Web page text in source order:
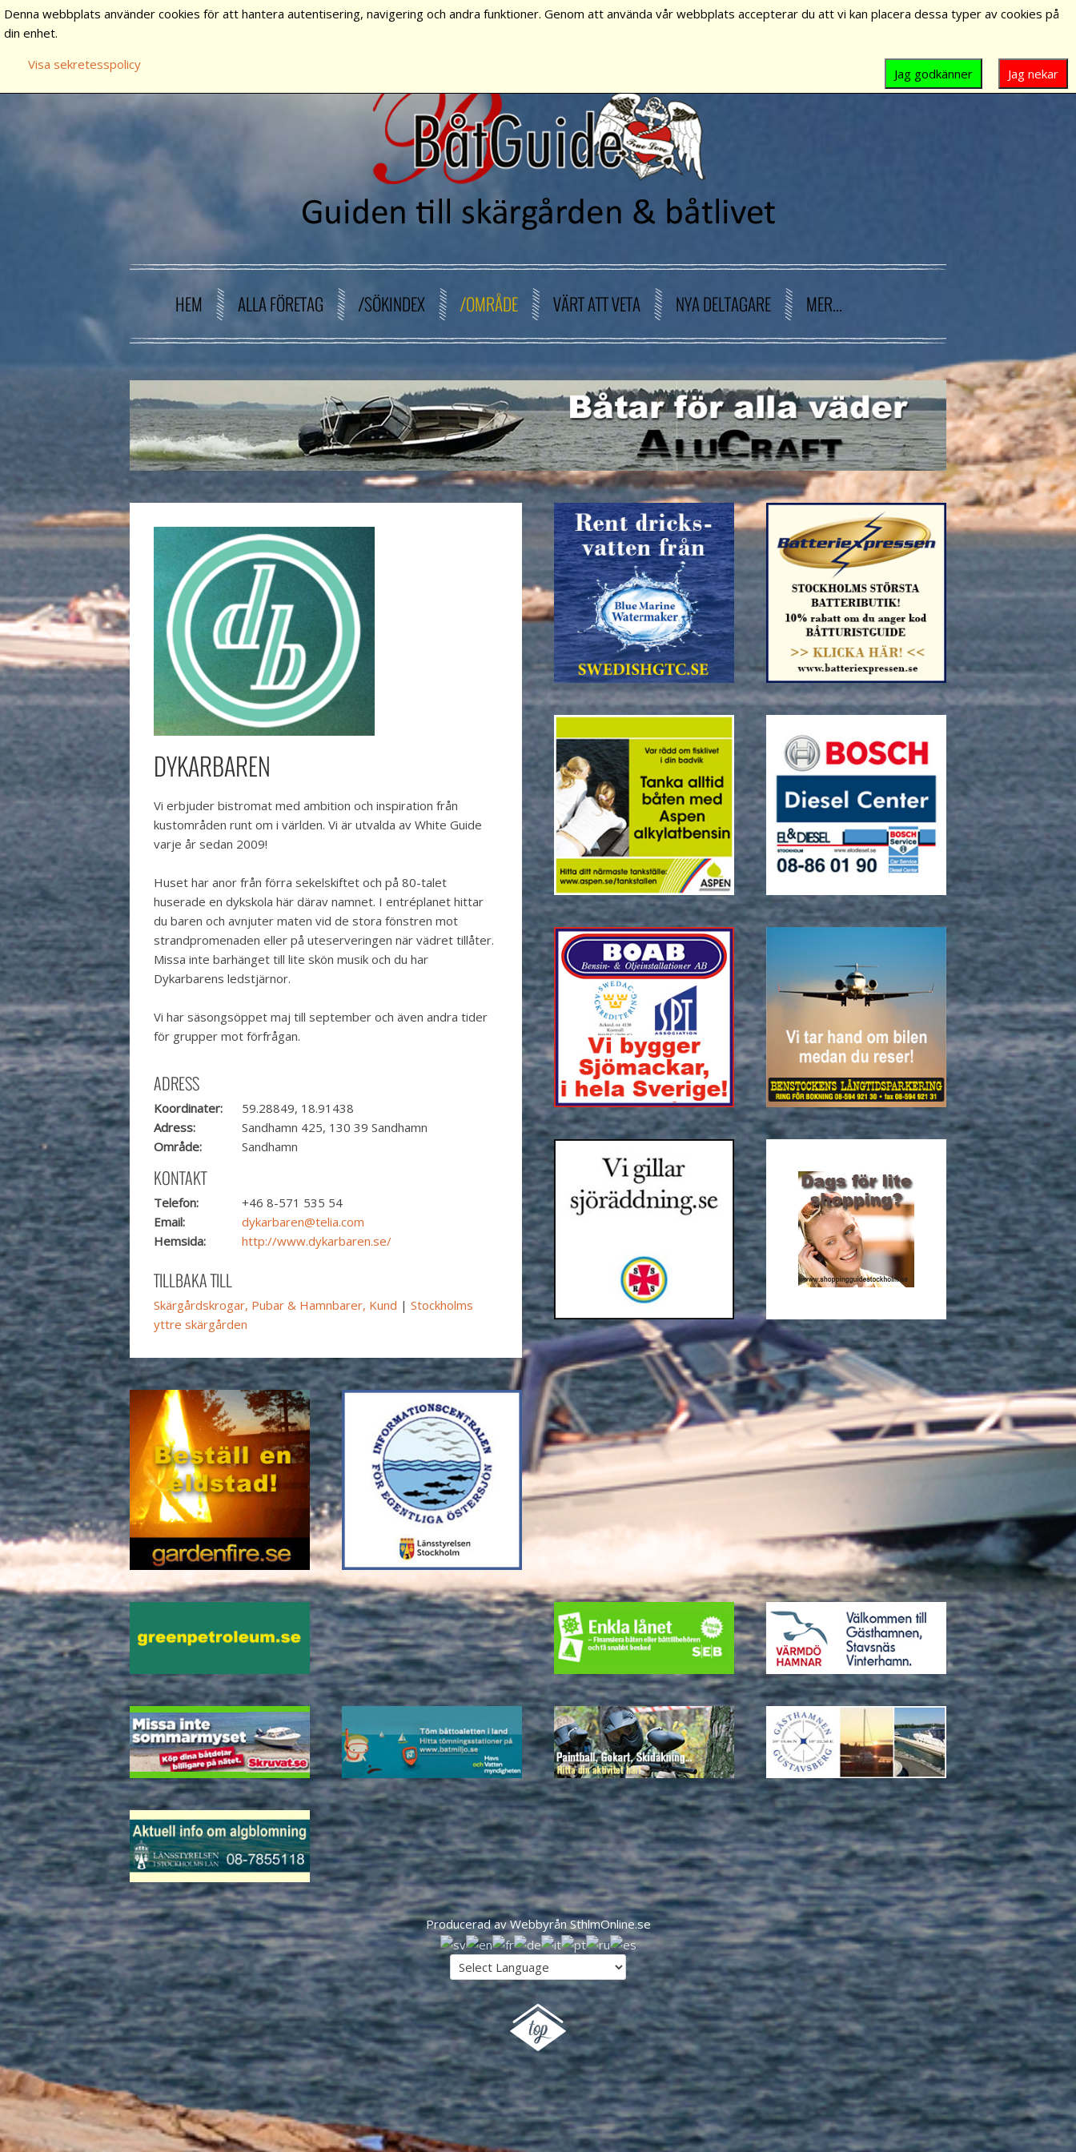
HEM ALLA FÖRETAG /SÖKINDEX /OMRÅDE VÄRT ATT VETA NYA DELTAGARE MER...
DYKARBAREN
Vi erbjuder bistromat med ambition och inspiration från
kustområden runt om i världen. Vi är utvalda av White Guide
varje år sedan 2009!
Huset har anor från förra sekelskiftet och på 80-talet
huserade en dykskola här därav namnet. I entréplanet hittar
du baren och avnjuter maten vid de stora fönstren mot
strandpromenaden eller på uteserveringen när vädret tillåter.
Missa inte barhänget till lite skön musik och du har
Dykarbarens ledstjärnor.
Vi har säsongsöppet maj till september och även andra tider
för grupper mot förfrågan.
ADRESS
Koordinater:
59.28849, 18.91438
Adress:
Sandhamn 425, 130 39 Sandhamn
Område:
Sandhamn
KONTAKT
Telefon:
+46 8-571 535 54
Email:
dykarbaren@telia.com
Hemsida:
http://www.dykarbaren.se/
TILLBAKA TILL
Skärgårdskrogar, Pubar & Hamnbarer, Kund | Stockholms
yttre skärgården
Producerad av Webbyrån SthlmOnline.se
Denna webbplats använder cookies för att hantera autentisering, navigering och andra funktioner. Genom att använda vår webbplats accepterar du att vi kan placera dessa typer av cookies på
din enhet.
Visa sekretesspolicy
Jag nekar
Jag godkänner